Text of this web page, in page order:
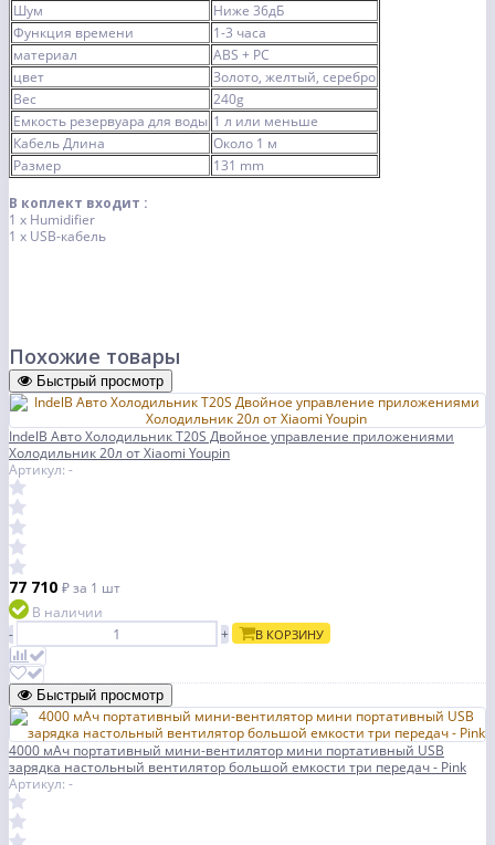
Шум
Ниже 36дБ
Функция времени
1-3 часа
материал
ABS + PC
цвет
Золото, желтый, серебро
Вес
240g
Емкость резервуара для воды 1 л или меньше
Кабель Длина
Около 1 м
Размер
131 mm
В коплект входит :
1 x Humidifier
1 х USB-кабель
Похожие товары
Быстрый просмотр
IndelB Авто Холодильник T20S Двойное управление приложениями
Холодильник 20л от Xiaomi Youpin
Артикул: -
77 710 ₽за 1 шт
В наличии
-
+ В КОРЗИНУ
Быстрый просмотр
4000 мАч портативный мини-вентилятор мини портативный USB
зарядка настольный вентилятор большой емкости три передач - Pink
Артикул: -